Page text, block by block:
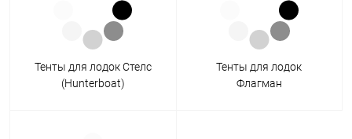
Тенты для лодок Стелс
(Hunterboat)
Тенты для лодок
Флагман